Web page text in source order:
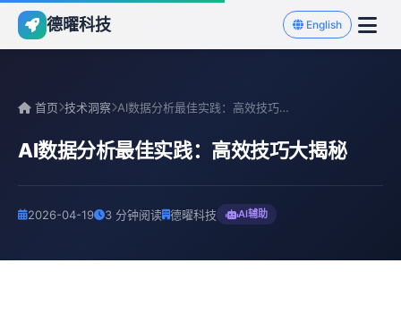
德曜科技 English
首页 技术洞察 AI数据分析最佳实践：高效技巧大揭秘
AI数据分析最佳实践：高效技巧大揭秘
2026-04-19 3 分钟阅读 德曜科技 AI辅助